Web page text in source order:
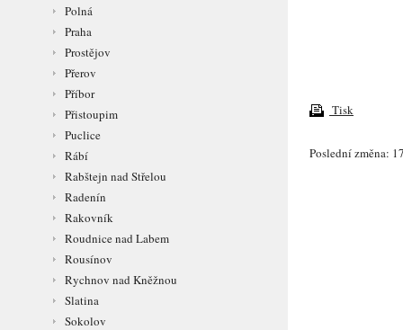
Polná
Praha
Prostějov
Přerov
Příbor
Přistoupim
Puclice
Rábí
Rabštejn nad Střelou
Radenín
Rakovník
Roudnice nad Labem
Rousínov
Rychnov nad Kněžnou
Slatina
Sokolov
Tisk
Poslední změna: